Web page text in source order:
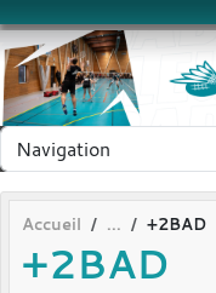
Accueil +2BAD
+2BAD